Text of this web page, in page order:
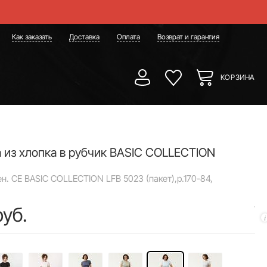
Как заказать Доставка Оплата Возврат и гарантия
КОРЗИНА
хлопка в рубчик BASIC COLLECTION
CE BASIC COLLECTION LFB 5023 (пакет),р.170-84,